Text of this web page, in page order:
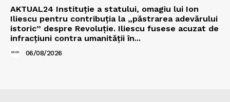
AKTUAL24 Instituție a statului, omagiu lui Ion
Iliescu pentru contribuția la „păstrarea adevărului
istoric” despre Revoluție. Iliescu fusese acuzat de
infracțiuni contra umanității în...
06/08/2026